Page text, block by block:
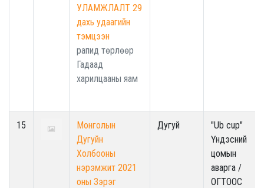
УЛАМЖЛАЛТ 29
дахь удаагийн
тэмцээн
рапид төрлөөр
Гадаад
харилцааны яам
15
Монголын
Дугуйн
Холбооны
нэрэмжит 2021
оны Зэрэг
Дугуй
"Ub cup"
Үндэсний
цомын
аварга /
ОГТООС